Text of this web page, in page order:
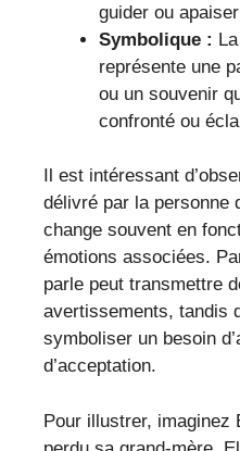
guider ou
Symbolique :
représente une
ou un souvenir
confronté ou
Il est intéressant
délivré par la personne
change souvent en
émotions associées.
parle peut transmettre
avertissements, tandis
symboliser un besoin
d’acceptation.
Pour illustrer, imaginez